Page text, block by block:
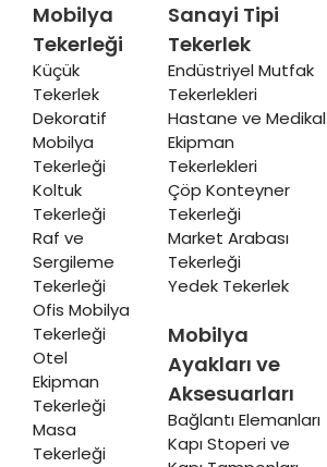
Mobilya
Tekerleği
Küçük
Tekerlek
Dekoratif
Mobilya
Tekerleği
Koltuk
Tekerleği
Raf ve
Sergileme
Tekerleği
Ofis Mobilya
Tekerleği
Otel
Ekipman
Tekerleği
Masa
Tekerleği
Sanayi Tipi
Tekerlek
Endüstriyel Mutfak
Tekerlekleri
Hastane ve Medikal
Ekipman
Tekerlekleri
Çöp Konteyner
Tekerleği
Market Arabası
Tekerleği
Yedek Tekerlek
Mobilya
Ayakları ve
Aksesuarları
Bağlantı Elemanları
Kapı Stoperi ve